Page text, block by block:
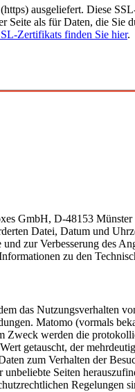
ausgeliefert. Diese
als für Daten, die Sie
Zertifikats finden Sie hier.
GmbH, D-48153
Datei, Datum und
zur Verbesserung des
zu den
das Nutzungsverhalten
Matomo (vormals
Zweck werden die
getauscht, der
zum Verhalten der
Seiten
Regelungen